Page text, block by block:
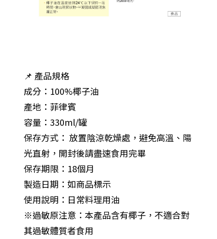
📌 產品規格
成分：100%椰子油
產地：菲律賓
容量：330ml/罐
保存方式： 放置陰涼乾燥處，避免高溫、陽
光直射，開封後請盡速食用完畢
保存期限：18個月
製造日期：如商品標示
使用說明：日常料理用油
※過敏原注意：本產品含有椰子，不適合對
其過敏體質者食用